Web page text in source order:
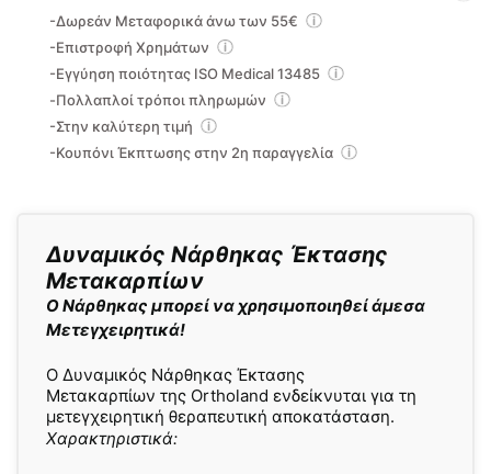
Δυναμικός Νάρθηκας Έκτασης
Μετακαρπίων
Ο Nάρθηκας μπορεί να χρησιμοποιηθεί άμεσα
Μετεγχειρητικά!
O Δυναμικός Νάρθηκας Έκτασης
Μετακαρπίων της Ortholand ενδείκνυται για τη
μετεγχειρητική θεραπευτική αποκατάσταση.
Χαρακτηριστικά:
-Δωρεάν Μεταφορικά άνω των 55€
-Επιστροφή Χρημάτων
-Εγγύηση ποιότητας ISO Medical 13485
-Πολλαπλοί τρόποι πληρωμών
-Στην καλύτερη τιμή
-Κουπόνι Έκπτωσης στην 2η παραγγελία